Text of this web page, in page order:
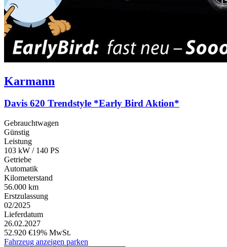
Karmann
Davis 620 Trendstyle *Early Bird Aktion*
Gebrauchtwagen
Günstig
Leistung
103 kW / 140 PS
Getriebe
Automatik
Kilometerstand
56.000 km
Erstzulassung
02/2025
Lieferdatum
26.02.2027
52.920 €19% MwSt.
Fahrzeug anzeigen parken